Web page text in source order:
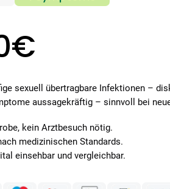
sexuell übertragbare Infektionen –
aussagekräftig – sinnvoll bei
kein Arztbesuch nötig.
medizinischen Standards.
einsehbar und vergleichbar.